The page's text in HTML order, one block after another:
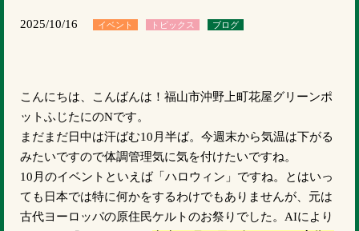
2025/10/16 イベント トピックス ブログ
こんにちは、こんばんは！福山市沖野上町花屋グリーンポ
ットふじたにのNです。
まだまだ日中は汗ばむ10月半ば。今週末から気温は下がる
みたいですので体調管理気に気を付けたいですね。
10月のイベントといえば「ハロウィン」ですね。とはいっ
ても日本では特に何かをするわけでもありませんが、元は
古代ヨーロッパの原住民ケルトのお祭りでした。AIにより